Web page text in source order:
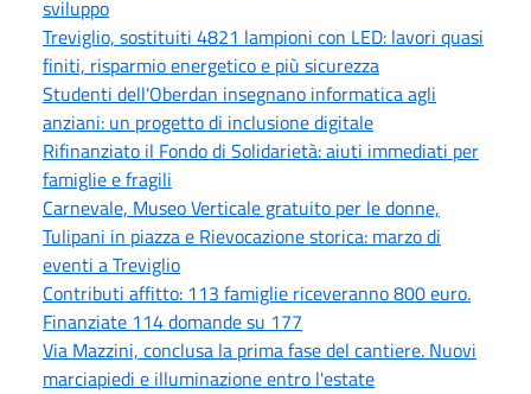
sviluppo
Treviglio, sostituiti 4821 lampioni con LED: lavori quasi
finiti, risparmio energetico e più sicurezza
Studenti dell'Oberdan insegnano informatica agli
anziani: un progetto di inclusione digitale
Rifinanziato il Fondo di Solidarietà: aiuti immediati per
famiglie e fragili
Carnevale, Museo Verticale gratuito per le donne,
Tulipani in piazza e Rievocazione storica: marzo di
eventi a Treviglio
Contributi affitto: 113 famiglie riceveranno 800 euro.
Finanziate 114 domande su 177
Via Mazzini, conclusa la prima fase del cantiere. Nuovi
marciapiedi e illuminazione entro l'estate